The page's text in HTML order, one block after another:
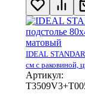
IDEAL
см с раковиной,
Артикул: